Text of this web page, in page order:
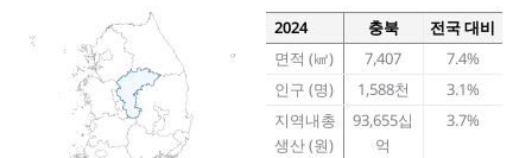
2024 충북
전국 대비
면적 (㎢)
7,407
7.4%
인구 (명)
1,588천
3.1%
지역내총
생산 (원)
93,655십
억
3.7%